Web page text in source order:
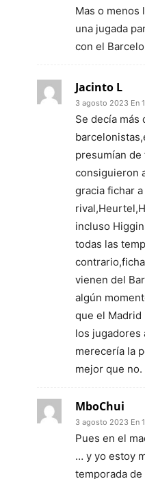
Mas o menos
una jugada
con el
Jacinto L
3 agosto 2023 En
Se decía más
presumían de
consiguieron
gracia fichar
incluso
todas las
vienen del
algún
que el
los jugadores
merecería la
mejor que no.
MboChui
3 agosto 2023 En
Pues en el
… y yo estoy
temporada de